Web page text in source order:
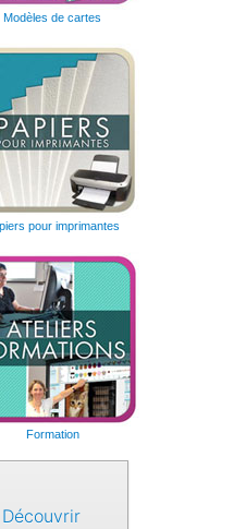
Modèles de cartes
pour imprimantes
Formation
Découvrir